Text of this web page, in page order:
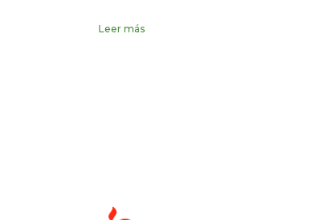
Leer más